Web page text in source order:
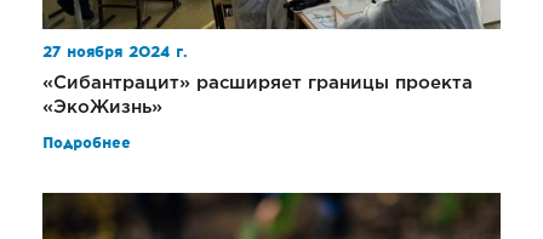
27 ноября 2024 г.
«Сибантрацит» расширяет границы проекта
«ЭкоЖизнь»
Подробнее